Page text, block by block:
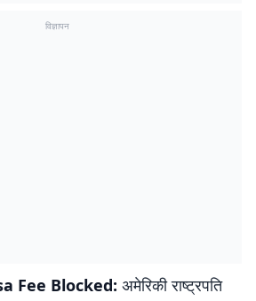
विज्ञापन
Fee Blocked: अमेरिकी राष्ट्रपति